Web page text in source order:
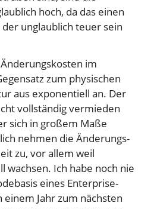
hoch, da das einen
unglaublich teuer sein
im
zum physischen
aus exponentiell an. Der
vollständig vermieden
sich in großem Maße
nehmen die Änderungs­
zu, vor allem weil
wachsen. Ich habe noch nie
eines Enterprise-
Jahr zum nächsten